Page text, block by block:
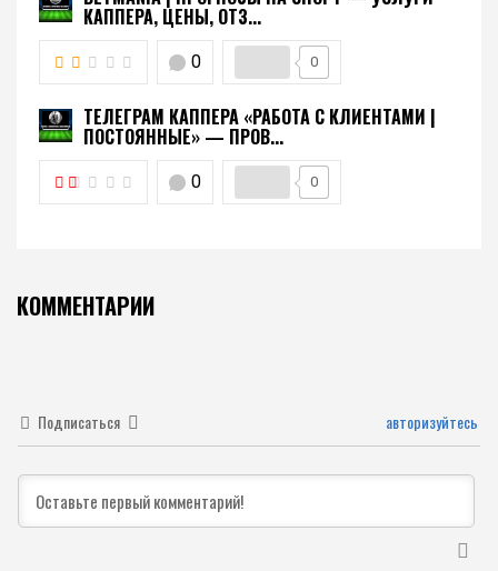
КАППЕРА, ЦЕНЫ, ОТЗ...
0 0
ТЕЛЕГРАМ КАППЕРА «РАБОТА С КЛИЕНТАМИ |
ПОСТОЯННЫЕ» — ПРОВ...
0 0
КОММЕНТАРИИ
Подписаться авторизуйтесь